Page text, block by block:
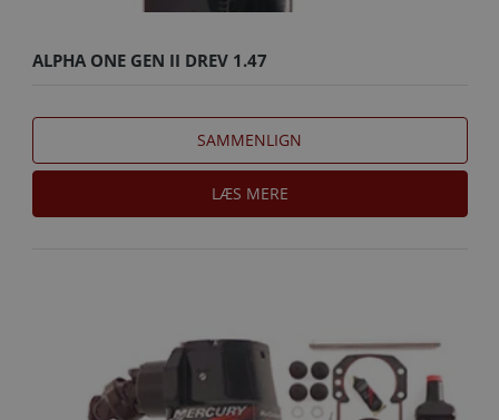
ALPHA ONE GEN II DREV 1.47
SAMMENLIGN
LÆS MERE